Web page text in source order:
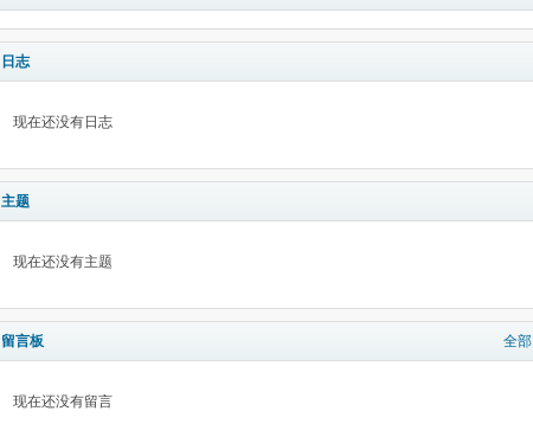
日志
现在还没有日志
主题
现在还没有主题
留言板 全部
现在还没有留言